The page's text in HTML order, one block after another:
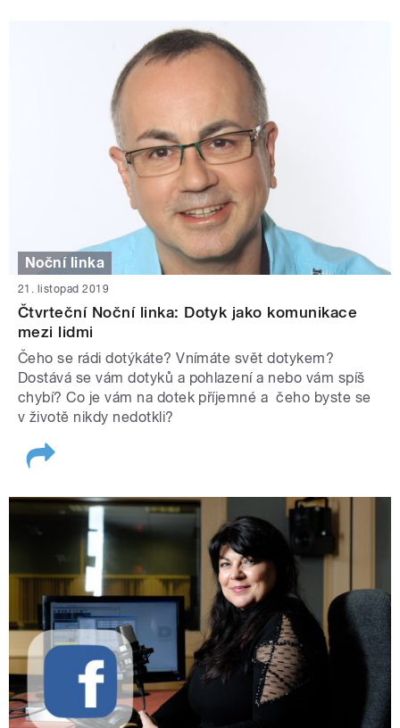
Noční linka
21. listopad 2019
Čtvrteční Noční linka: Dotyk jako komunikace
mezi lidmi
Čeho se rádi dotýkáte? Vnímáte svět dotykem?
Dostává se vám dotyků a pohlazení a nebo vám spíš
chybí? Co je vám na dotek příjemné a čeho byste se
v životě nikdy nedotkli?